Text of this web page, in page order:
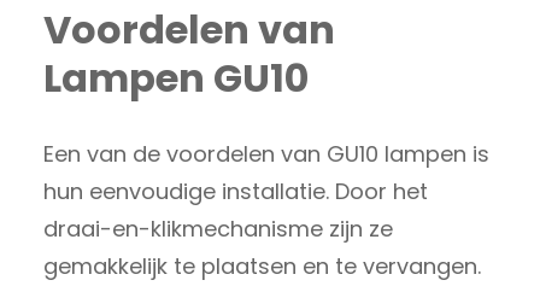
Voordelen van
Lampen GU10
Een van de voordelen van GU10 lampen is
hun eenvoudige installatie. Door het
draai-en-klikmechanisme zijn ze
gemakkelijk te plaatsen en te vervangen.